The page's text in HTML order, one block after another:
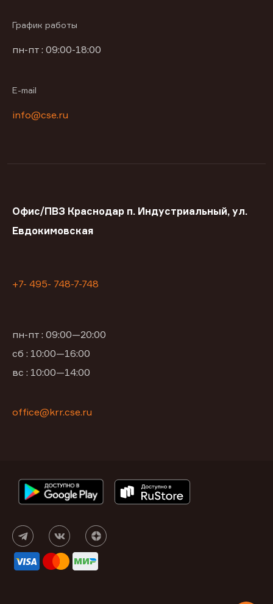
График работы
пн-пт : 09:00-18:00
E-mail
info@cse.ru
Офис/ПВЗ Краснодар п. Индустриальный, ул.
Евдокимовская
+7- 495- 748-7-748
пн-пт : 09:00—20:00
сб : 10:00—16:00
вс : 10:00—14:00
office@krr.cse.ru